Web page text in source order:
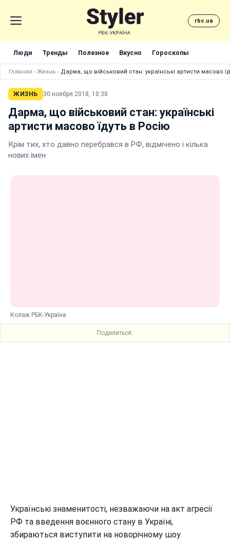
rbc.ua
Люди Тренды Полезное Вкусно Гороскопы
Главная › Жизнь › Дарма, що військовий стан: українські артисти масово
ЖИЗНЬ 30 ноября 2018, 10:38
Дарма, що військовий стан: українські
артисти масово їдуть в Росію
Крім тих, хто давно перебрався в РФ, відмічено і кілька
нових імен
Колаж РБК-Україна
Поделиться:
Українські знаменитості, незважаючи на акт агресії
РФ та введення воєнного стану в Україні,
збираються виступити на новорічному шоу